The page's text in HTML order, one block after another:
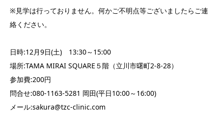
※見学は行っておりません。何かご不明点等ございましたらご連
絡ください。
日時:12月9日(土) 13:30～15:00
場所:TAMA MIRAI SQUARE５階（立川市曙町2-8-28）
参加費:200円
問合せ:080-1163-5281 岡田(平日10:00～16:00)
メール:sakura@tzc-clinic.com